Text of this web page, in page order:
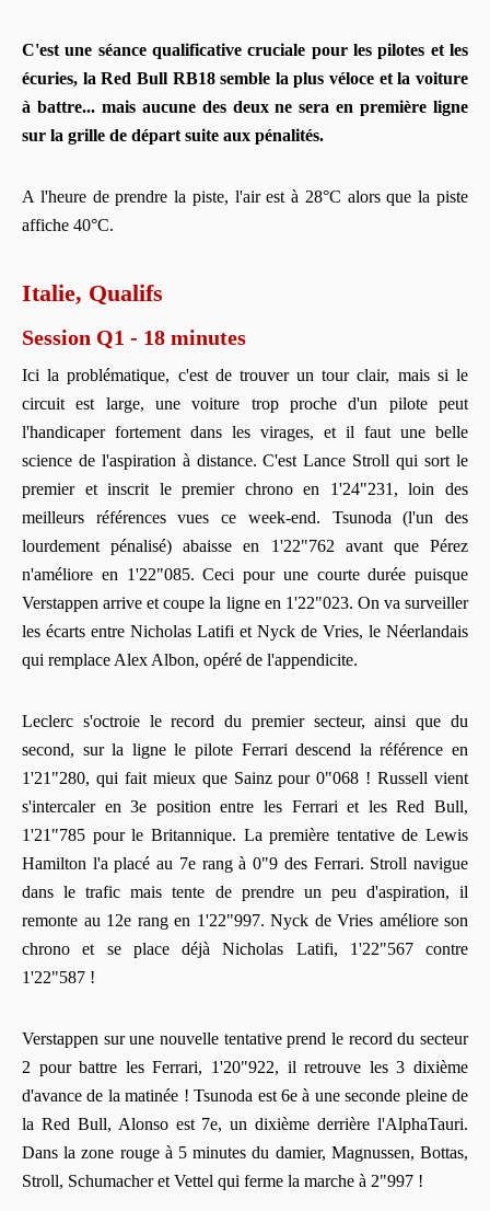
C'est une séance qualificative cruciale pour les pilotes et les
écuries, la Red Bull RB18 semble la plus véloce et la voiture
à battre... mais aucune des deux ne sera en première ligne
sur la grille de départ suite aux pénalités.
A l'heure de prendre la piste, l'air est à 28°C alors que la piste
affiche 40°C.
Italie, Qualifs
Session Q1 - 18 minutes
Ici la problématique, c'est de trouver un tour clair, mais si le
circuit est large, une voiture trop proche d'un pilote peut
l'handicaper fortement dans les virages, et il faut une belle
science de l'aspiration à distance. C'est Lance Stroll qui sort le
premier et inscrit le premier chrono en 1'24"231, loin des
meilleurs références vues ce week-end. Tsunoda (l'un des
lourdement pénalisé) abaisse en 1'22"762 avant que Pérez
n'améliore en 1'22"085. Ceci pour une courte durée puisque
Verstappen arrive et coupe la ligne en 1'22"023. On va surveiller
les écarts entre Nicholas Latifi et Nyck de Vries, le Néerlandais
qui remplace Alex Albon, opéré de l'appendicite.
Leclerc s'octroie le record du premier secteur, ainsi que du
second, sur la ligne le pilote Ferrari descend la référence en
1'21"280, qui fait mieux que Sainz pour 0"068 ! Russell vient
s'intercaler en 3e position entre les Ferrari et les Red Bull,
1'21"785 pour le Britannique. La première tentative de Lewis
Hamilton l'a placé au 7e rang à 0"9 des Ferrari. Stroll navigue
dans le trafic mais tente de prendre un peu d'aspiration, il
remonte au 12e rang en 1'22"997. Nyck de Vries améliore son
chrono et se place déjà Nicholas Latifi, 1'22"567 contre
1'22"587 !
Verstappen sur une nouvelle tentative prend le record du secteur
2 pour battre les Ferrari, 1'20"922, il retrouve les 3 dixième
d'avance de la matinée ! Tsunoda est 6e à une seconde pleine de
la Red Bull, Alonso est 7e, un dixième derrière l'AlphaTauri.
Dans la zone rouge à 5 minutes du damier, Magnussen, Bottas,
Stroll, Schumacher et Vettel qui ferme la marche à 2"997 !